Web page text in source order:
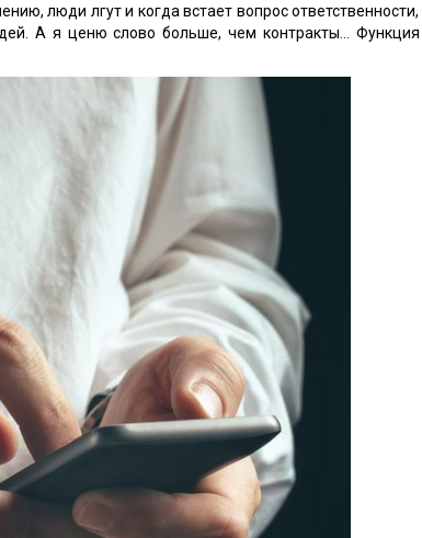
люди лгут и когда встает вопрос ответственности,
А я ценю слово больше, чем контракты… Функция